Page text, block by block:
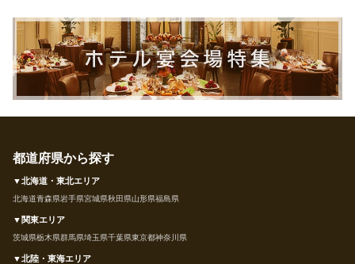
都道府県から探す
▼北海道・東北エリア
北海道青森県岩手県宮城県秋田県山形県福島県
▼関東エリア
茨城県栃木県群馬県埼玉県千葉県東京都神奈川県
▼北陸・東海エリア